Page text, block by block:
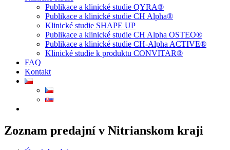
Publikace a klinické studie QYRA®
Publikace a klinické studie CH Alpha®
Klinické studie SHAPE UP
Publikace a klinické studie CH Alpha OSTEO®
Publikace a klinické studie CH-Alpha ACTIVE®
Klinické studie k produktu CONVITAR®
FAQ
Kontakt
Zoznam predajní v Nitrianskom kraji